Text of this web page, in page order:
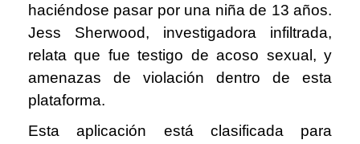
haciéndose pasar por una niña de 13 años.
Jess Sherwood, investigadora infiltrada,
relata que fue testigo de acoso sexual, y
amenazas de violación dentro de esta
plataforma.
Esta aplicación está clasificada para